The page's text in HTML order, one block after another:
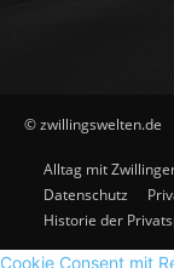
© zwillingswelten.de
Alltag mit
Datenschutz
Historie der
Cookie Consent mit